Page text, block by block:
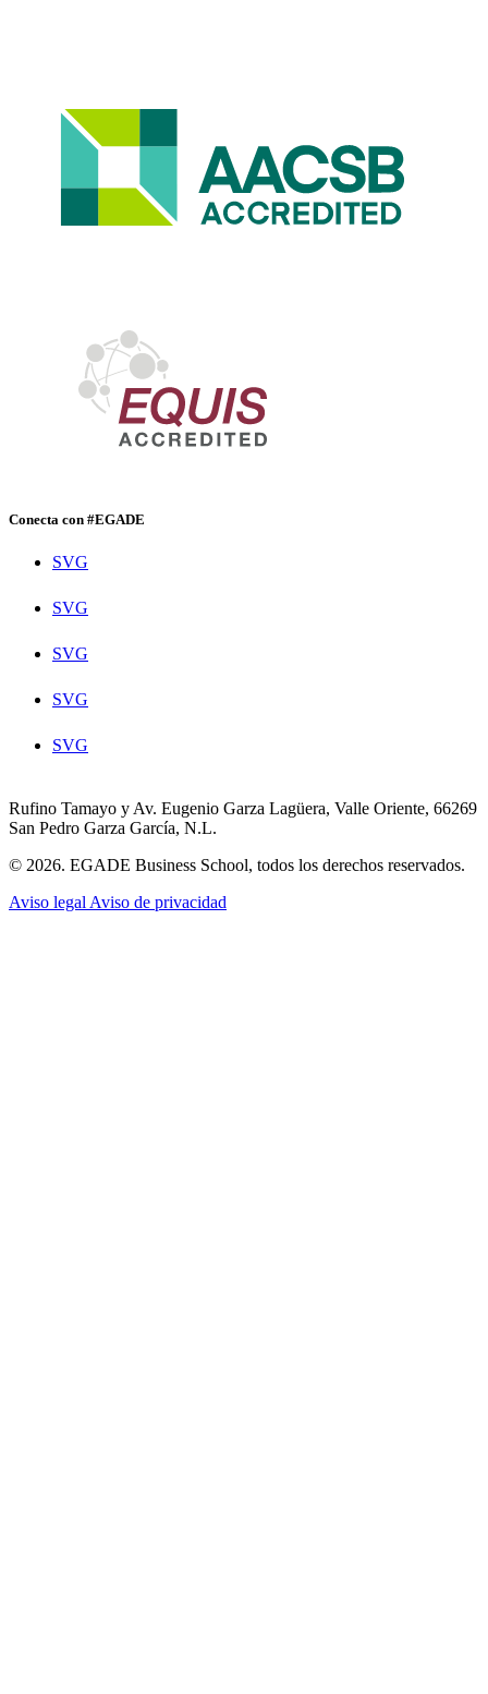
Conecta con #EGADE
SVG
SVG
SVG
SVG
SVG
Rufino Tamayo y Av. Eugenio Garza Lagüera, Valle Oriente, 66269
San Pedro Garza García, N.L.
© 2026. EGADE Business School, todos los derechos reservados.
Aviso legal Aviso de privacidad